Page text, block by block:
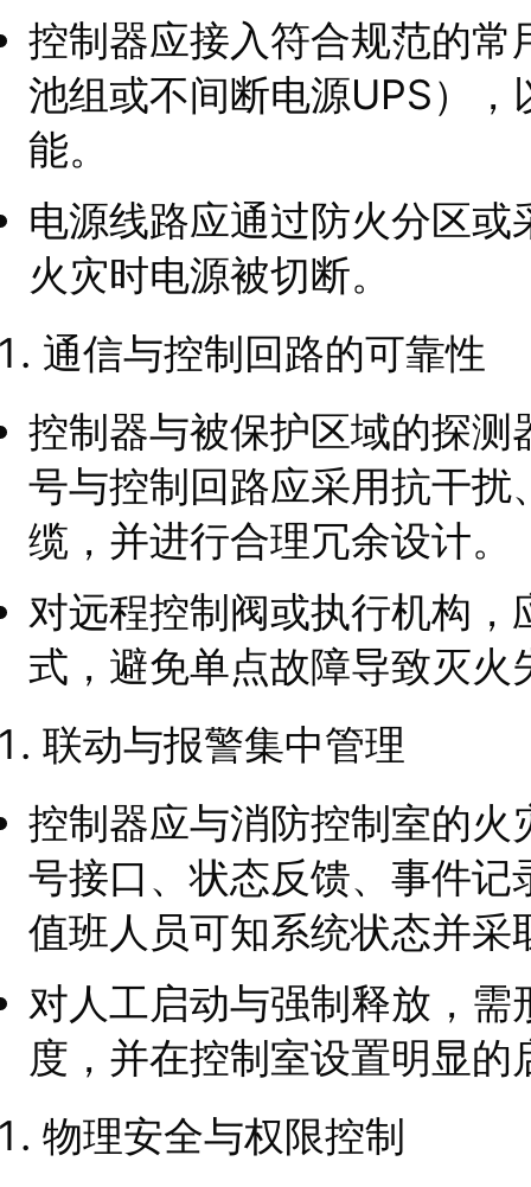
控制器应接入符合规范的
池组或不间断电源UPS）
能。
电源线路应通过防火分区
火灾时电源被切断。
通信与控制回路的可靠性
控制器与被保护区域的探
号与控制回路应采用抗干
缆，并进行合理冗余设计。
对远程控制阀或执行机构
式，避免单点故障导致灭火
联动与报警集中管理
控制器应与消防控制室的
号接口、状态反馈、事件
值班人员可知系统状态并采
对人工启动与强制释放，
度，并在控制室设置明显
物理安全与权限控制